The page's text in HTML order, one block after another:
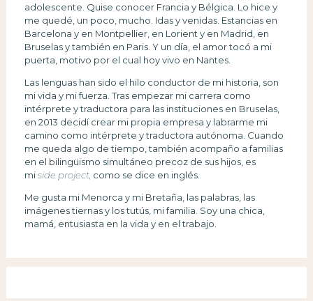
adolescente. Quise conocer Francia y Bélgica. Lo hice y
me quedé, un poco, mucho. Idas y venidas. Estancias en
Barcelona y en Montpellier, en Lorient y en Madrid, en
Bruselas y también en Paris. Y un día, el amor tocó a mi
puerta, motivo por el cual hoy vivo en Nantes.
Las lenguas han sido el hilo conductor de mi historia, son
mi vida y mi fuerza. Tras empezar mi carrera como
intérprete y traductora para las instituciones en Bruselas,
en 2013 decidí crear mi propia empresa y labrarme mi
camino como intérprete y traductora autónoma. Cuando
me queda algo de tiempo, también acompaño a familias
en el bilingüismo simultáneo precoz de sus hijos, es
mi side project, como se dice en inglés.
Me gusta mi Menorca y mi Bretaña, las palabras, las
imágenes tiernas y los tutús, mi familia. Soy una chica,
mamá, entusiasta en la vida y en el trabajo.